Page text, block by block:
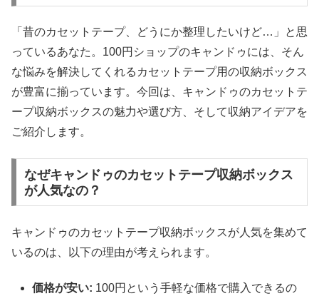
「昔のカセットテープ、どうにか整理したいけど…」と思
っているあなた。100円ショップのキャンドゥには、そん
な悩みを解決してくれるカセットテープ用の収納ボックス
が豊富に揃っています。今回は、キャンドゥのカセットテ
ープ収納ボックスの魅力や選び方、そして収納アイデアを
ご紹介します。
なぜキャンドゥのカセットテープ収納ボックス
が人気なの？
キャンドゥのカセットテープ収納ボックスが人気を集めて
いるのは、以下の理由が考えられます。
価格が安い: 100円という手軽な価格で購入できるの